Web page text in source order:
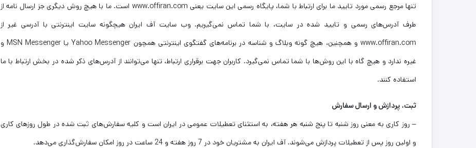
تنها مرجع رسمی مورد تایید ما برای ارتباط با شما، پایگاه رسمی این سایت یعنی www.offiran.com است. ما با هیچ روش دیگری جز ارسال نامه از
طرف آدرس‌های رسمی و تایید شده در سایت، با شما تماس نمی‌گیریم. وب سایت آف ایران هیچگونه سایت اینترنتی با آدرسی غیر از
www.offiran.com و همچنین، هیچ گونه وبلاگ و شناسه در برنامه‌های گفتگوی اینترنتی همچون Yahoo Messenger یا MSN Messenger و
غیره ندارد و هیچ گاه با این روش‌ها با شما تماس نمی‌گیرد. کاربران جهت برقراری ارتباط، تنها می‌توانند از آدرس‌های ذکر شده در بخش ارتباط با ما
استفاده کنند.
ثبت، پردازش و ارسال سفارش
– روز کاری به معنی روز شنبه تا پنج شنبه هر هفته، به استثنای تعطیلات عمومی در ایران است و کلیه سفارش‌های ثبت شده در طول روزهای کاری
و اولین روز پس از تعطیلات پردازش می‌شوند. آف ایران به مشتریان خود در 7 روز هفته و 24 ساعت در روز امکان سفارش‌گذاری می‌دهد.